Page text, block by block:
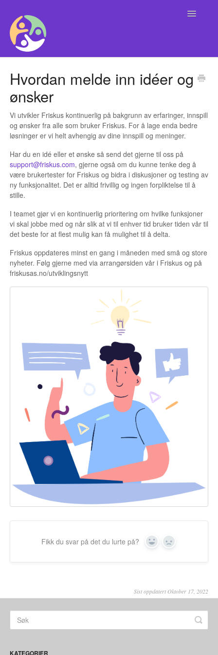
Toggle
Kontaktinformasjon Support
Organisasjoner og arrangører
Kommune
Friskus App
Hvordan melde inn idéer og
ønsker
Vi utvikler Friskus kontinuerlig på bakgrunn av erfaringer, innspill
og ønsker fra alle som bruker Friskus. For å lage enda bedre
løsninger er vi helt avhengig av dine innspill og meninger.
Har du en idé eller et ønske så send det gjerne til oss på
support@friskus.com, gjerne også om du kunne tenke deg å
være brukertester for Friskus og bidra i diskusjoner og testing av
ny funksjonalitet. Det er alltid frivillig og ingen forpliktelse til å
stille.
I teamet gjør vi en kontinuerlig prioritering om hvilke funksjoner
vi skal jobbe med og når slik at vi til enhver tid bruker tiden vår til
det beste for at flest mulig kan få mulighet til å delta.
Friskus oppdateres minst en gang i måneden med små og store
nyheter. Følg gjerne med via arrangørsiden vår i Friskus og på
friskusas.no/utviklingsnytt
Fikk du svar på det du lurte på? Yes No
Sist oppdatert Oktober 17, 2022
KATEGORIER